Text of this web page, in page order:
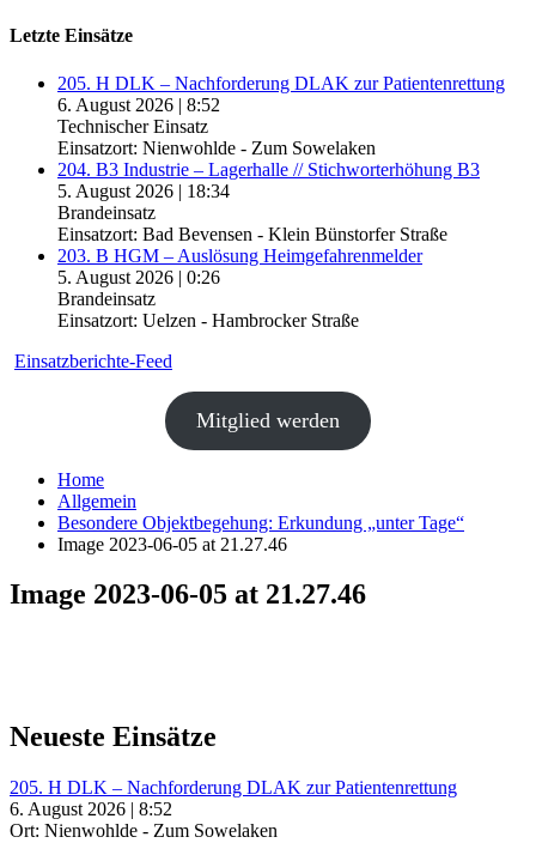
Letzte Einsätze
205. H DLK – Nachforderung DLAK zur Patientenrettung
6. August 2026 | 8:52
Technischer Einsatz
Einsatzort: Nienwohlde - Zum Sowelaken
204. B3 Industrie – Lagerhalle // Stichworterhöhung B3
5. August 2026 | 18:34
Brandeinsatz
Einsatzort: Bad Bevensen - Klein Bünstorfer Straße
203. B HGM – Auslösung Heimgefahrenmelder
5. August 2026 | 0:26
Brandeinsatz
Einsatzort: Uelzen - Hambrocker Straße
Einsatzberichte-Feed
Mitglied werden
Home
Allgemein
Besondere Objektbegehung: Erkundung „unter Tage“
Image 2023-06-05 at 21.27.46
Image 2023-06-05 at 21.27.46
Neueste Einsätze
205. H DLK – Nachforderung DLAK zur Patientenrettung
6. August 2026 | 8:52
Ort: Nienwohlde - Zum Sowelaken